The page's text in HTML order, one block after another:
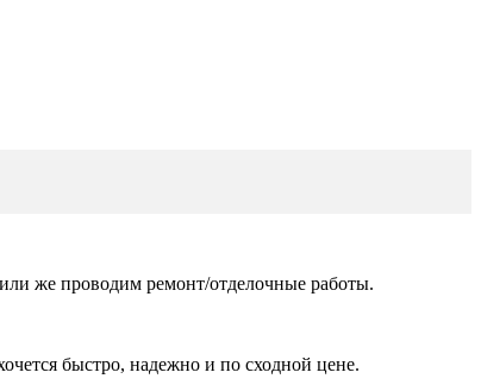
же проводим ремонт/отделочные работы.
быстро, надежно и по сходной цене.